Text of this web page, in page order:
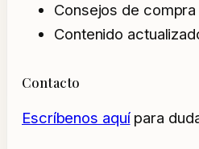
Consejos de compra
Contenido
Contacto
Escríbenos aquípara